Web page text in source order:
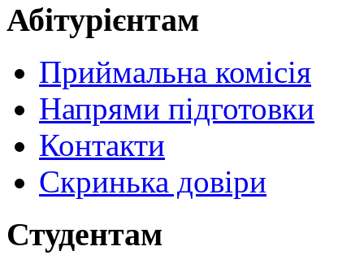
Абітурієнтам
Приймальна комісія
Напрями підготовки
Контакти
Скринька довіри
Студентам